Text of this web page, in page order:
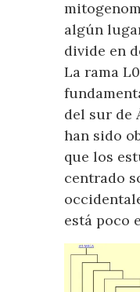
algún
divide en
La rama
del sur de
han sido
que los
centrado
está poco